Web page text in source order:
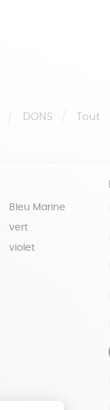
DONS Tout
Bleu Marine
vert
violet